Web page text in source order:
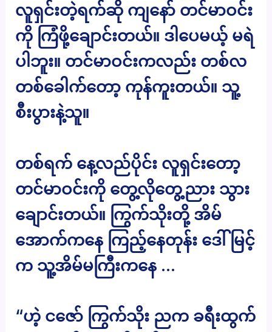
လူရှင်းတဲ့ရက်ဆို ကျနော် တင်မာဝင်း
ကို ကြံဖို့ချောင်းတယ်။ ဒါပေမယ့် မရဲ
ပါဘူး။ တင်မာဝင်းကလည်း တစ်လ
တစ်ခေါက်တော့ ကုန်ကူးတယ်။ သူ့
စီးပွားနဲ့သူ။
တစ်ရက် နေ့လည်ပိုင်း လူရှင်းတော့
တင်မာဝင်းကို တွေ့လိုတွေ့ညား သွား
ချောင်းတယ်။ ကြွက်သိုးတို့ အိမ်
အောက်ကနေ ကြည့်နေတုန်း ဒေါ်မြင့်
က သူ့အိမ်မကြီးကနေ …
“ဟဲ့ ငဇော် ကြွက်သိုး ညက ခရီးထွက်